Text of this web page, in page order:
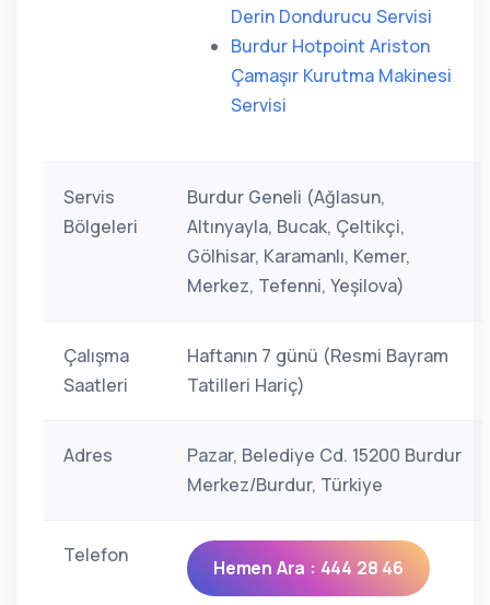
Derin Dondurucu Servisi
Burdur Hotpoint Ariston
Çamaşır Kurutma Makinesi
Servisi
Servis
Bölgeleri
Burdur Geneli (Ağlasun,
Altınyayla, Bucak, Çeltikçi,
Gölhisar, Karamanlı, Kemer,
Merkez, Tefenni, Yeşilova)
Çalışma
Saatleri
Haftanın 7 günü (Resmi Bayram
Tatilleri Hariç)
Adres
Pazar, Belediye Cd. 15200 Burdur
Merkez/Burdur, Türkiye
Telefon
Hemen Ara : 444 28 46